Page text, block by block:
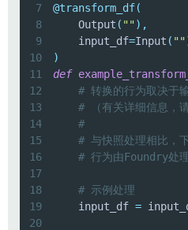
7
@transform_df(
8
    Output
( "" ) ,
9
    input_df
=Input ( ""
10
)
11
def
12
# 转换的行为取决于
13
# （有关详细信息，
14
#
15
# 与快照处理相比，
16
# 行为由Foundry处理
17
18
# 示例处理
19
    input_df
=
20